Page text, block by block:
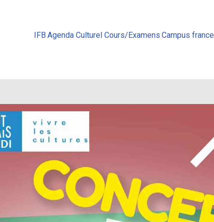
IFB Agenda Culturel Cours/Examens Campus france